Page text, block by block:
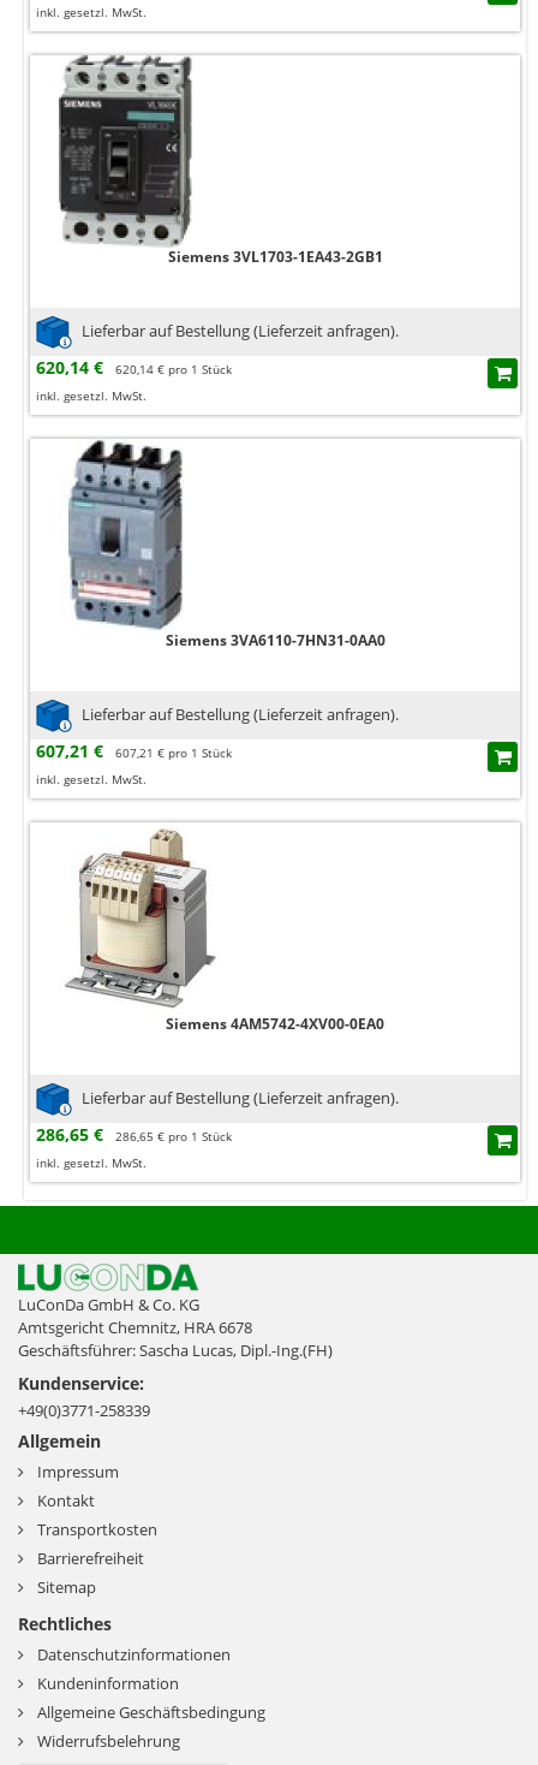
inkl. gesetzl. MwSt.
Siemens 3VL1703-1EA43-2GB1
Lieferbar auf Bestellung (Lieferzeit anfragen).
620,14 €
620,14 € pro 1 Stück
inkl. gesetzl. MwSt.
Siemens 3VA6110-7HN31-0AA0
Lieferbar auf Bestellung (Lieferzeit anfragen).
607,21 €
607,21 € pro 1 Stück
inkl. gesetzl. MwSt.
Siemens 4AM5742-4XV00-0EA0
Lieferbar auf Bestellung (Lieferzeit anfragen).
286,65 €
286,65 € pro 1 Stück
inkl. gesetzl. MwSt.
LuConDa GmbH & Co. KG
Amtsgericht Chemnitz, HRA 6678
Geschäftsführer: Sascha Lucas, Dipl.-Ing.(FH)
Kundenservice:
+49(0)3771-258339
Allgemein
Impressum
Kontakt
Transportkosten
Barrierefreiheit
Sitemap
Rechtliches
Datenschutzinformationen
Kundeninformation
Allgemeine Geschäftsbedingung
Widerrufsbelehrung